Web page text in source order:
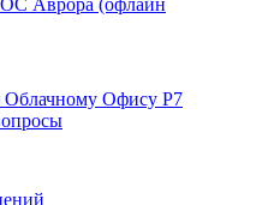
Аврора (офлайн
Офису Р7